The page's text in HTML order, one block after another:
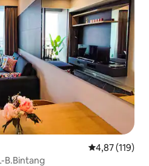
Средна
4,87 (119)
B.Bintang